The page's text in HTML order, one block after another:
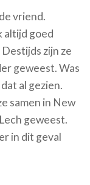
vriend.
altijd goed
zijn ze
geweest. Was
al gezien.
samen in New
geweest.
in dit geval